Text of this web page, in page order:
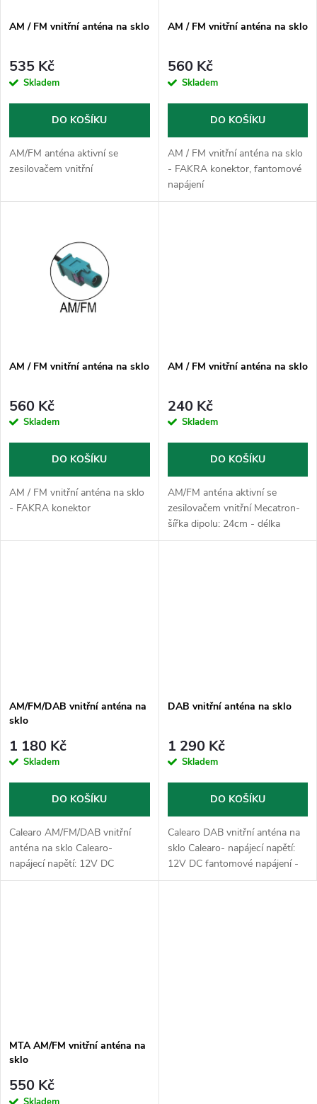
p
r
o
d
u
s
p
r
d
u
AM / FM vnitřní anténa na sklo
535 Kč
Skladem
DO KOŠÍKU
AM/FM anténa aktivní se
zesilovačem vnitřní
AM / FM vnitřní anténa na sklo
560 Kč
Skladem
DO KOŠÍKU
AM / FM vnitřní anténa na sklo
- FAKRA konektor, fantomové
napájení
AM / FM vnitřní anténa na sklo
560 Kč
Skladem
DO KOŠÍKU
AM / FM vnitřní anténa na sklo
- FAKRA konektor
AM / FM vnitřní anténa na sklo
240 Kč
Skladem
DO KOŠÍKU
AM/FM anténa aktivní se
zesilovačem vnitřní Mecatron-
šířka dipolu: 24cm - délka
svodu: 2,3m - konektor u
AM/FM/DAB vnitřní anténa na
sklo
1 180 Kč
Skladem
DO KOŠÍKU
Calearo AM/FM/DAB vnitřní
anténa na sklo Calearo-
napájecí napětí: 12V DC
fantomové napájení - kabel u
DAB vnitřní anténa na sklo
1 290 Kč
Skladem
DO KOŠÍKU
Calearo DAB vnitřní anténa na
sklo Calearo- napájecí napětí:
12V DC fantomové napájení -
kabel u antény: RG174 - délka
MTA AM/FM vnitřní anténa na
sklo
550 Kč